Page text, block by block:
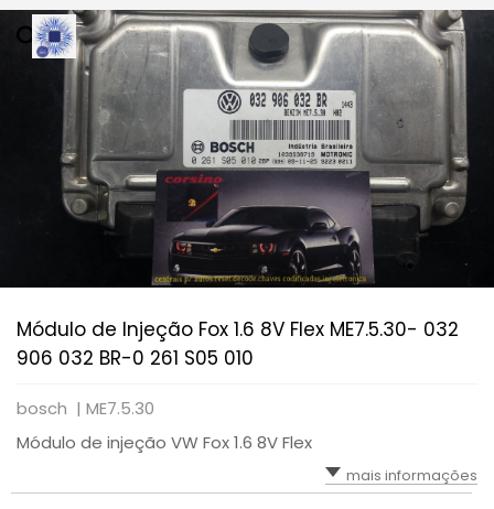
Módulo de Injeção Fox 1.6 8V Flex ME7.5.30- 032
906 032 BR-0 261 S05 010
bosch | ME7.5.30
Módulo de injeção VW Fox 1.6 8V Flex
mais informações